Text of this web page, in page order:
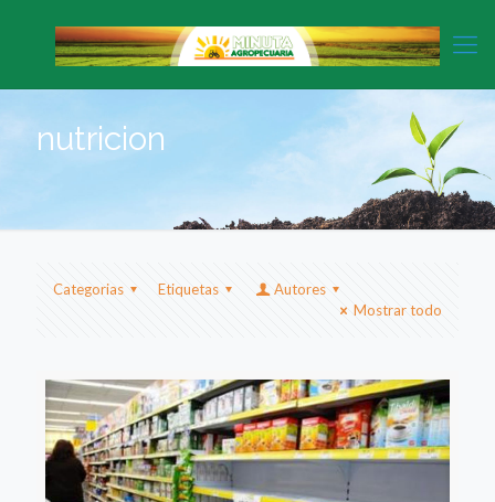
nutricion
Categorias Etiquetas
Autores
Mostrar todo